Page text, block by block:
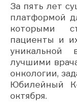
За пять лет
платформой
которыми
пациенты и
уникальной
лучшими
онкологии,
Юбилейный
октября.